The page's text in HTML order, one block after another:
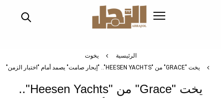
الرئيسية
يخوت
يخت "GRACE" من "HEESEN YACHTS".. "إبحار صامت" يصمد أمام "اختبار الزمن"
يخت "Grace" من "Heesen Yachts"..